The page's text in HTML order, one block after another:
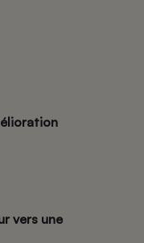
vers une